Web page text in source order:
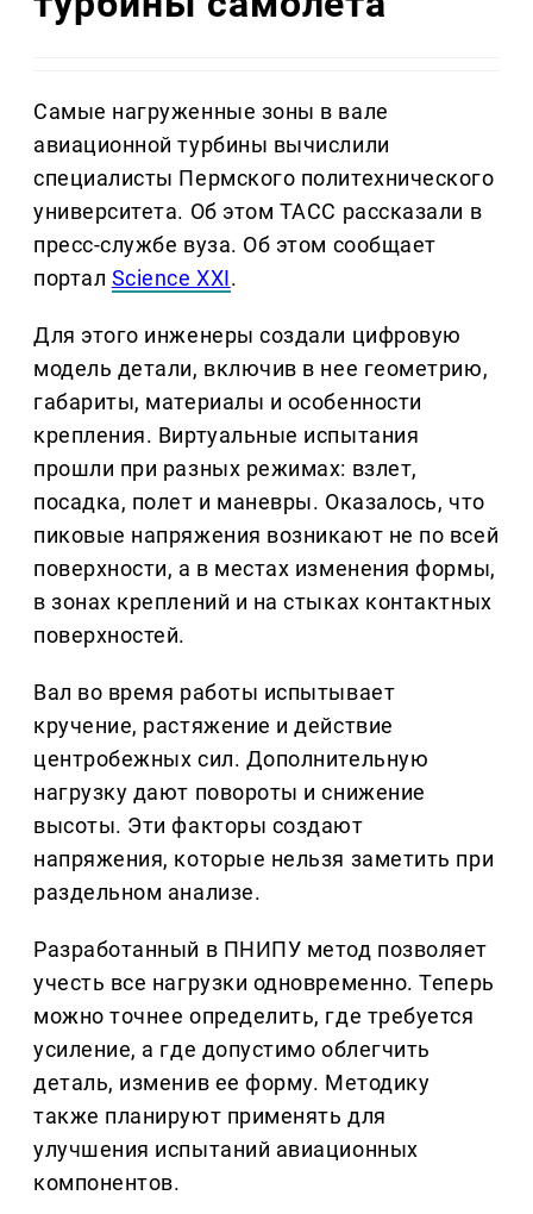
Самые нагруженные зоны в вале
авиационной турбины вычислили
специалисты Пермского политехнического
университета. Об этом ТАСС рассказали в
пресс-службе вуза. Об этом сообщает
портал Science XXI.
Для этого инженеры создали цифровую
модель детали, включив в нее геометрию,
габариты, материалы и особенности
крепления. Виртуальные испытания
прошли при разных режимах: взлет,
посадка, полет и маневры. Оказалось, что
пиковые напряжения возникают не по всей
поверхности, а в местах изменения формы,
в зонах креплений и на стыках контактных
поверхностей.
Вал во время работы испытывает
кручение, растяжение и действие
центробежных сил. Дополнительную
нагрузку дают повороты и снижение
высоты. Эти факторы создают
напряжения, которые нельзя заметить при
раздельном анализе.
Разработанный в ПНИПУ метод позволяет
учесть все нагрузки одновременно. Теперь
можно точнее определить, где требуется
усиление, а где допустимо облегчить
деталь, изменив ее форму. Методику
также планируют применять для
улучшения испытаний авиационных
компонентов.